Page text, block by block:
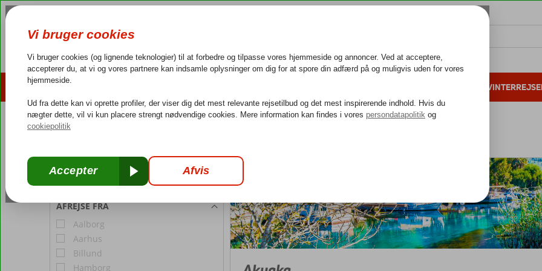
4,3/5 på Trustpilot Dansk guideservice 40.000 danske gæster i 2025 25 års erfaring
Værelse 1: 2 Personer
Rediger antal rejsende
AFREJSE FRA
Aalborg
Aarhus
Billund
Hamborg